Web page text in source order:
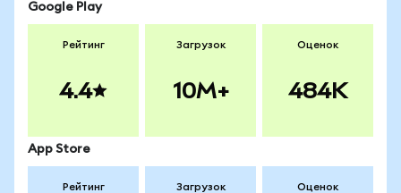
Google Play
Рейтинг
4.4
Загрузок
10M+
Оценок
484K
App Store
Рейтинг Загрузок Оценок